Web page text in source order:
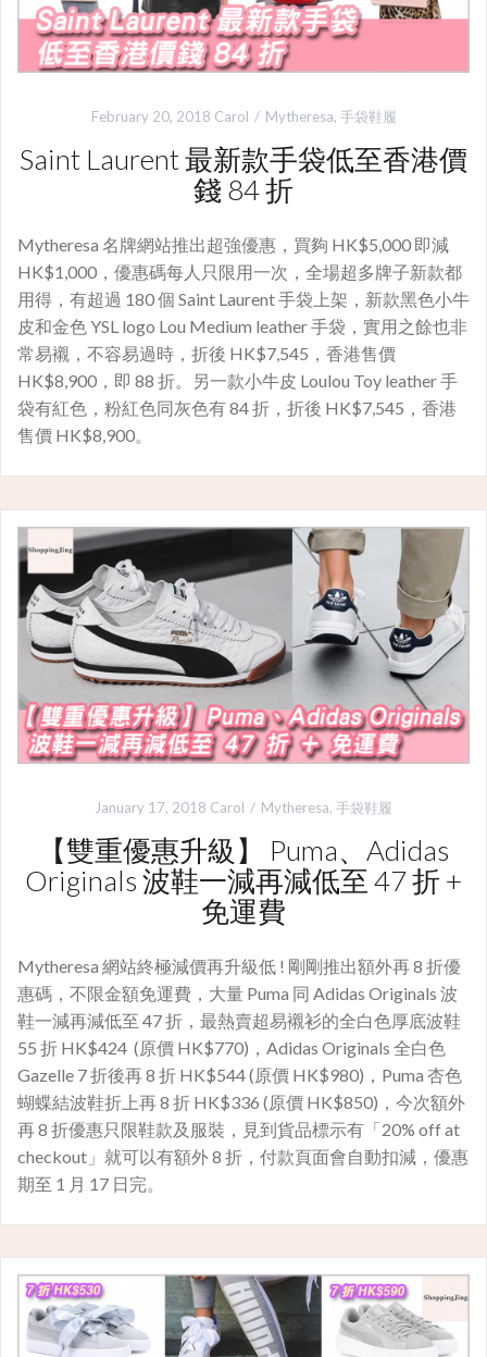
February 20, 2018 Carol Mytheresa, 手袋鞋履
Saint Laurent 最新款手袋低至香港價
錢 84 折
Mytheresa 名牌網站推出超強優惠，買夠 HK$5,000 即減
HK$1,000，優惠碼每人只限用一次，全場超多牌子新款都
用得，有超過 180 個 Saint Laurent 手袋上架，新款黑色小牛
皮和金色 YSL logo Lou Medium leather 手袋，實用之餘也非
常易襯，不容易過時，折後 HK$7,545，香港售價
HK$8,900，即 88 折。另一款小牛皮 Loulou Toy leather 手
袋有紅色，粉紅色同灰色有 84 折，折後 HK$7,545，香港
售價 HK$8,900。
January 17, 2018 Carol Mytheresa, 手袋鞋履
【雙重優惠升級】 Puma、Adidas
Originals 波鞋一減再減低至 47 折 +
免運費
Mytheresa 網站終極減價再升級低 ! 剛剛推出額外再 8 折優
惠碼，不限金額免運費，大量 Puma 同 Adidas Originals 波
鞋一減再減低至 47 折，最熱賣超易襯衫的全白色厚底波鞋
55 折 HK$424 (原價 HK$770)，Adidas Originals 全白色
Gazelle 7 折後再 8 折 HK$544 (原價 HK$980)，Puma 杏色
蝴蝶結波鞋折上再 8 折 HK$336 (原價 HK$850)，今次額外
再 8 折優惠只限鞋款及服裝，見到貨品標示有「20% off at
checkout」就可以有額外 8 折，付款頁面會自動扣減，優惠
期至 1 月 17 日完。